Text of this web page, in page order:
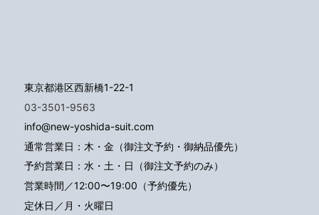
東京都港区西新橋1-22-1
03-3501-9563
info@new-yoshida-suit.com
通常営業日：木・金（御注文予約・御納品優先）
予約営業日：水・土・日（御注文予約のみ）
営業時間／12:00〜19:00（予約優先）
定休日／月・火曜日